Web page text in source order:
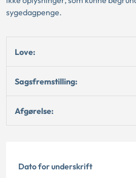
sygedagpenge.
Love:
Sagsfremstilling:
Afgørelse:
Dato for underskrift